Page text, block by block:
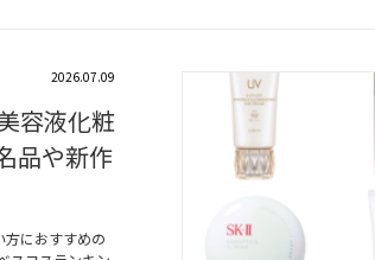
2026.07.09
容液化粧
品や新作
におすすめの